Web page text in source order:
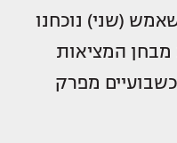
(שני) נוכחנו
מבחן המציאות
מפרק